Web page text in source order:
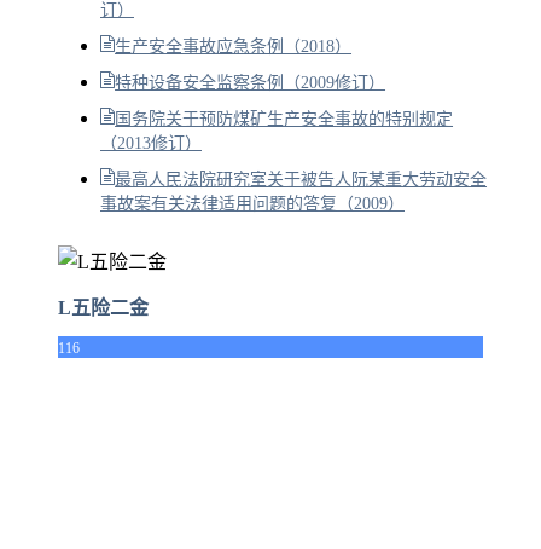
订）
生产安全事故应急条例（2018）
特种设备安全监察条例（2009修订）
国务院关于预防煤矿生产安全事故的特别规定
（2013修订）
最高人民法院研究室关于被告人阮某重大劳动安全
事故案有关法律适用问题的答复（2009）
L五险二金
116